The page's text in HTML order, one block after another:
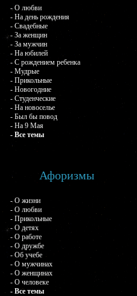
- О любви
- На день рождения
- Свадебные
- За женщин
- За мужчин
- На юбилей
- С рождением ребенка
- Мудрые
- Прикольные
- Новогодние
- Студенческие
- На новоселье
- Был бы повод
- На 9 Мая
- Все темы
Афоризмы
- О жизни
- О любви
- Прикольные
- О детях
- О работе
- О дружбе
- Об учебе
- О мужчинах
- О женщинах
- О человеке
- Все темы